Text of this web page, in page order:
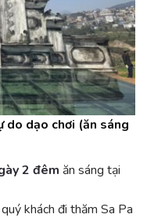
do dạo chơi (ăn sáng
2 đêm ăn sáng tại
khách đi thăm Sa Pa